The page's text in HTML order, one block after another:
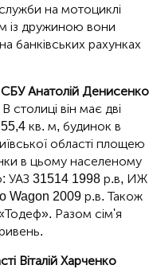
на мотоциклі
із дружиною вони
банківських рахунках
СБУ Анатолій Денисенко
столиці він має дві
кв. м, будинок в
області площею
в цьому населеному
УАЗ 31514 1998 р.в, ИЖ
Wagon 2009 р.в. Також
Разом сім'я
Віталій Харченко